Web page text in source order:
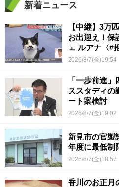
新着ニュース
【中継】3万
お出迎え！保
ェ ルアナ〈#
2026/8/7(金)19:54
「一歩前進
ススタディ
ート案検討
2026/8/7(金)19:02
新見市の官
年度に最低
2026/8/7(金)18:57
香川のお正月